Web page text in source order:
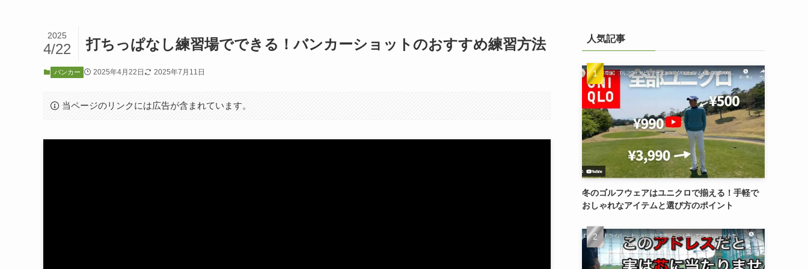
打ちっぱなし練習場でできる！バンカーショットのおすすめ練習方法
2025
4/22
バンカー 2025年4月22日 2025年7月11日
当ページのリンクには広告が含まれています。
人気記事
冬のゴルフウェアはユニクロで揃える！手軽で
おしゃれなアイテムと選び方のポイント